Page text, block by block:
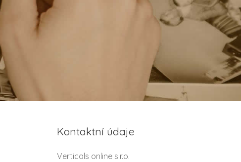
Kontaktní údaje
Verticals online s.r.o.